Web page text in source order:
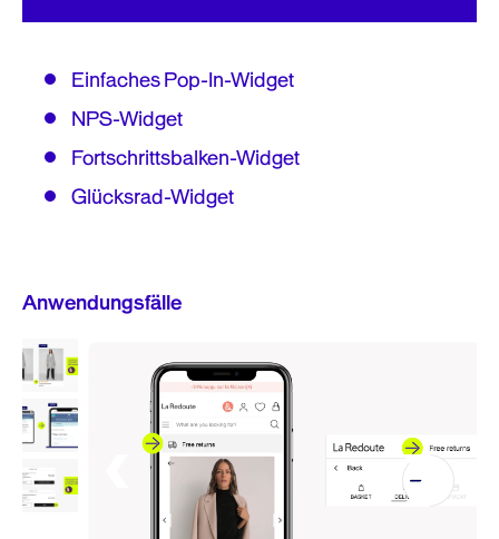
Einfaches Pop-In-Widget
NPS-Widget
Fortschrittsbalken-Widget
Glücksrad-Widget
Anwendungsfälle